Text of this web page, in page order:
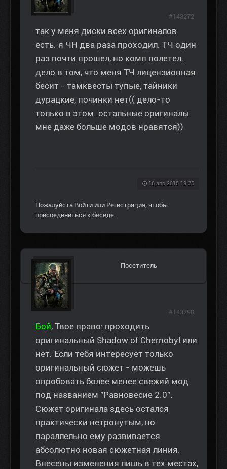
так у меня диски всех оригиналов
есть. я ЧН два раза проходил. ТЧ один
раз почти прошел, но комп полетел.
дело в том, что меня ТЧ лицензионная
бесит - тамквесты тупые, тайники
дурацкие, починки нет(( дело-то
только в этом. остальные оригиналы
мне даже больше модов нравятся))
16 апр 2015 19:25
#143272
Пожалуйста Войти или Регистрация , чтобы
присоединиться к беседе.
Посетитель
Бой, Твое право: проходить
оригинальный Shadow of Chernobyl или
нет. Если тебя интересует только
оригинальный сюжет - можешь
опробовать более менее свежий мод
под названием "Равновесие 2.0".
Сюжет оригинала здесь остался
практически нетронутым, но
параллельно ему развивается
абсолютно новая сюжетная линия.
Внесены изменения лишь в тех местах,
#143298